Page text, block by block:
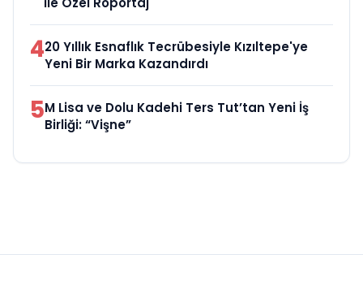
420 Yıllık Esnaflık Tecrübesiyle Kızıltepe'ye
Yeni Bir Marka Kazandırdı
5M Lisa ve Dolu Kadehi Ters Tut’tan Yeni İş
Birliği: “Vişne”